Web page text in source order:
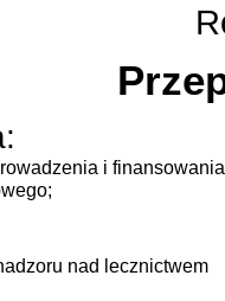
i finansowania
nad lecznictwem